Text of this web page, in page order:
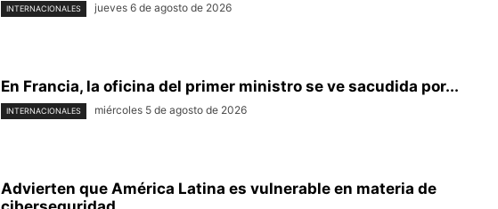
INTERNACIONALES jueves 6 de agosto de 2026
En Francia, la oficina del primer ministro se ve sacudida por...
INTERNACIONALES miércoles 5 de agosto de 2026
Advierten que América Latina es vulnerable en materia de